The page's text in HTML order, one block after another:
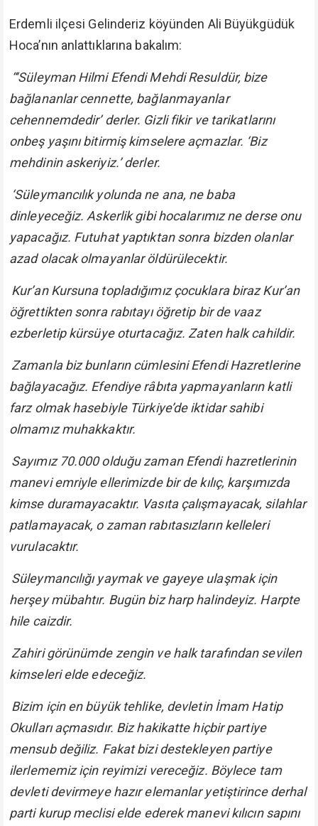
Erdemli ilçesi Gelinderiz köyünden Ali Büyükgüdük
Hoca’nın anlattıklarına bakalım:
“‘Süleyman Hilmi Efendi Mehdi Resuldür, bize
bağlananlar cennette, bağlanmayanlar
cehennemdedir’ derler. Gizli fikir ve tarikatlarını
onbeş yaşını bitirmiş kimselere açmazlar. ‘Biz
mehdinin askeriyiz.’ derler.
‘Süleymancılık yolunda ne ana, ne baba
dinleyeceğiz. Askerlik gibi hocalarımız ne derse onu
yapacağız. Futuhat yaptıktan sonra bizden olanlar
azad olacak olmayanlar öldürülecektir.
Kur’an Kursuna topladığımız çocuklara biraz Kur’an
öğrettikten sonra rabıtayı öğretip bir de vaaz
ezberletip kürsüye oturtacağız. Zaten halk cahildir.
Zamanla biz bunların cümlesini Efendi Hazretlerine
bağlayacağız. Efendiye râbıta yapmayanların katli
farz olmak hasebiyle Türkiye’de iktidar sahibi
olmamız muhakkaktır.
Sayımız 70.000 olduğu zaman Efendi hazretlerinin
manevi emriyle ellerimizde bir de kılıç, karşımızda
kimse duramayacaktır. Vasıta çalışmayacak, silahlar
patlamayacak, o zaman rabıtasızların kelleleri
vurulacaktır.
Süleymancılığı yaymak ve gayeye ulaşmak için
herşey mübahtır. Bugün biz harp halindeyiz. Harpte
hile caizdir.
Zahiri görünümde zengin ve halk tarafından sevilen
kimseleri elde edeceğiz.
Bizim için en büyük tehlike, devletin İmam Hatip
Okulları açmasıdır. Biz hakikatte hiçbir partiye
mensub değiliz. Fakat bizi destekleyen partiye
ilerlememiz için reyimizi vereceğiz. Böylece tam
devleti devirmeye hazır elemanlar yetiştirince derhal
parti kurup meclisi elde ederek manevi kılıcın sapını